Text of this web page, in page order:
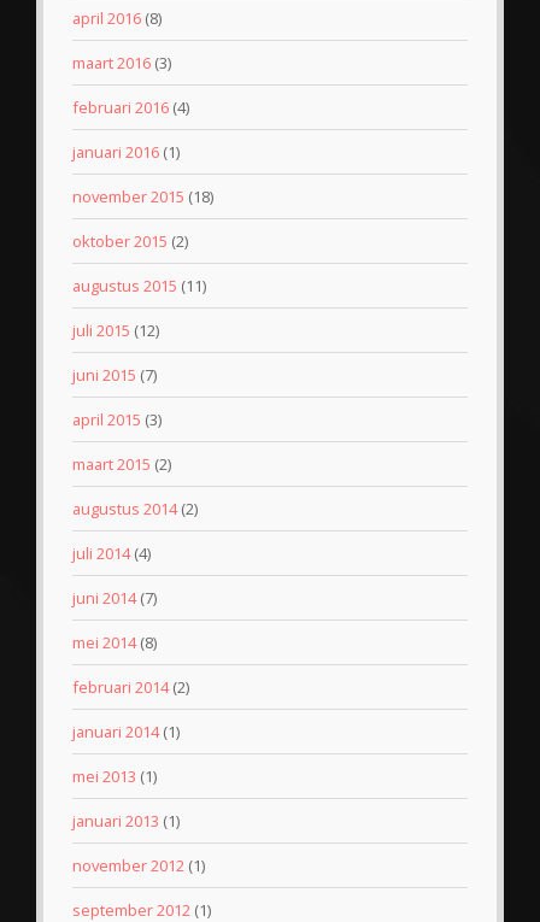
april 2016 (8)
maart 2016 (3)
februari 2016 (4)
januari 2016 (1)
november 2015 (18)
oktober 2015 (2)
augustus 2015 (11)
juli 2015 (12)
juni 2015 (7)
april 2015 (3)
maart 2015 (2)
augustus 2014(2)
juli 2014(4)
juni 2014(7)
mei 2014(8)
februari 2014(2)
januari 2014(1)
mei 2013 (1)
januari 2013 (1)
november 2012 (1)
september 2012 (1)